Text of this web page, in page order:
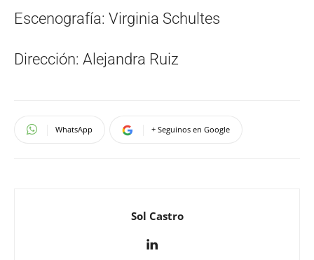
Escenografía: Virginia Schultes
Dirección: Alejandra Ruiz
WhatsApp + Seguinos en Google
Sol Castro